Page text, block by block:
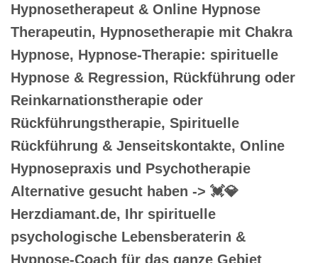
Hypnosetherapeut & Online Hypnose
Therapeutin, Hypnosetherapie mit Chakra
Hypnose, Hypnose-Therapie: spirituelle
Hypnose & Regression, Rückführung oder
Reinkarnationstherapie oder
Rückführungstherapie, Spirituelle
Rückführung & Jenseitskontakte, Online
Hypnosepraxis und Psychotherapie
Alternative gesucht haben -> 💓️💎
Herzdiamant.de, Ihr spirituelle
psychologische Lebensberaterin &
Hypnose-Coach für das ganze Gebiet